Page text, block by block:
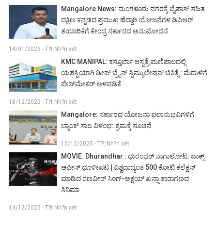
Mangalore News: ಮಂಗಳೂರು ನಗರಕ್ಕೆ ಬೈಪಾಸ್‌ ಸಹಿತ
ದಕ್ಷಿಣ ಕನ್ನಡದ ಪ್ರಮುಖ ಹೆದ್ದಾರಿ ಯೋಜನೆಗಳ ಡಿಪಿಆರ್
ತಯಾರಿಕೆಗೆ ಕೇಂದ್ರ ಸರ್ಕಾರದ ಅನುಮೋದನೆ
14/01/2026 - T?t Nh?n xét
KMC MANIPAL: ಕಸ್ತೂರ್ಬಾ ಆಸ್ಪತ್ರೆ ಮಣಿಪಾಲದಲ್ಲಿ
ಯಶಸ್ವಿಯಾಗಿ ಡೀಪ್ ಬ್ರೈನ್ ಸ್ಟಿಮ್ಯುಲೇಷನ್ ಚಿಕಿತ್ಸೆ : ಮೆದುಳಿಗೆ
ಪೇಸ್‌ಮೇಕರ್ ಅಳವಡಿಕೆ
18/12/2025 - T?t Nh?n xét
Mangalore: ಸರ್ಕಾರದ ಯೋಜನಾ ಫಲಾನುಭವಿಗಳಿಗೆ
ಬ್ಯಾಂಕ್ ಸಾಲ ವಿಳಂಭ: ಕ್ರಮಕ್ಕೆ ಸೂಚನೆ
15/12/2025 - T?t Nh?n xét
MOVIE: Dhurandhar : ಧುರಂಧರ್ ನಾಗಾಲೋಟ: ಬಾಕ್ಸ್
ಆಫೀಸ್ ಧೂಳೀಪಟ | ವಿಶ್ವದಾದ್ಯಂತ 500 ಕೋಟಿ ಕಲೆಕ್ಷನ್
ಮಾಡಿದ ರಣವೀರ್ ಸಿಂಗ್-ಅಕ್ಷಯ್ ಖನ್ನಾ ತಾರಾಗಣದ
ಸಿನಿಮಾ
13/12/2025 - T?t Nh?n xét